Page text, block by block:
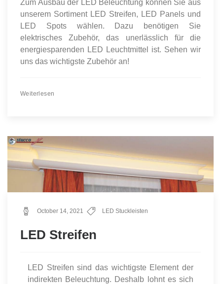
Zum Ausbau der LED Beleuchtung können Sie aus
unserem Sortiment LED Streifen, LED Panels und
LED Spots wählen. Dazu benötigen Sie
elektrisches Zubehör, das unerlässlich für die
energiesparenden LED Leuchtmittel ist. Sehen wir
uns das wichtigste Zubehör an!
Weiterlesen
October 14, 2021 LED Stuckleisten
LED Streifen
LED Streifen sind das wichtigste Element der
indirekten Beleuchtung. Deshalb lohnt es sich